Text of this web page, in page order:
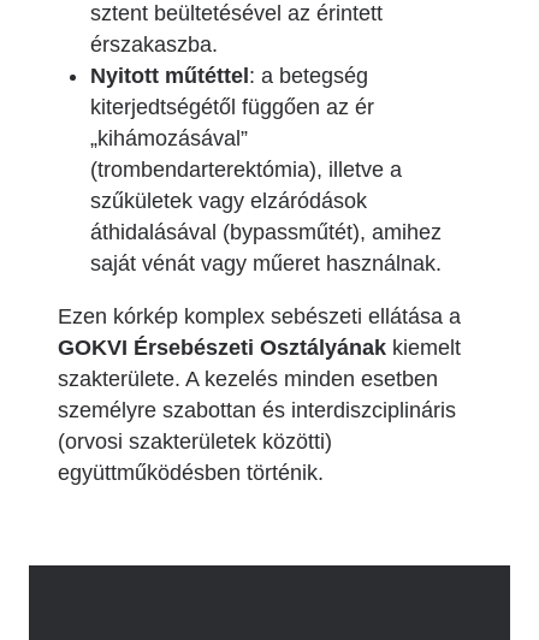
sztent beültetésével az érintett
érszakaszba.
Nyitott műtéttel : a betegség
kiterjedtségétől függően az ér
„kihámozásával”
(trombendarterektómia), illetve a
szűkületek vagy elzáródások
áthidalásával (bypassműtét), amihez
saját vénát vagy műeret használnak.
Ezen kórkép komplex sebészeti ellátása a
GOKVI Érsebészeti Osztályának kiemelt
szakterülete. A kezelés minden esetben
személyre szabottan és interdiszciplináris
(orvosi szakterületek közötti)
együttműködésben történik.